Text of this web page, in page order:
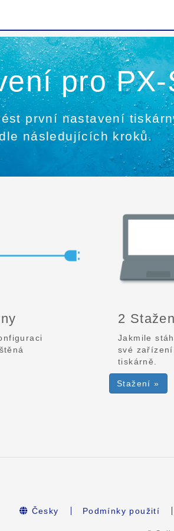
pro
první nastavení
následujících kroků.
2
Jakmile
své
tiskárně.
Stažení »
Česky Podmínky použití